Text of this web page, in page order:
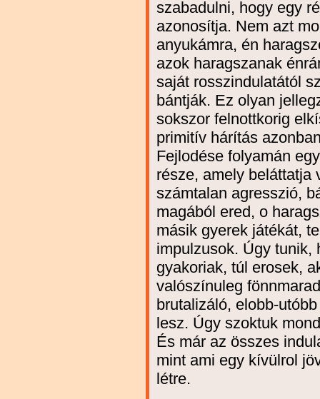
szabadulni, hogy egy
azonosítja. Nem azt
anyukámra, én
azok haragszanak
saját rosszindulatától
bántják. Ez olyan
sokszor felnottkorig
primitív hárítás
Fejlodése folyamán
része, amely beláttatja
számtalan agresszió,
magából ered, o
másik gyerek játékát,
impulzusok. Úgy tunik,
gyakoriak, túl erosek,
valószínuleg
brutalizáló, elobb-
lesz. Úgy szoktuk
És már az összes
mint ami egy kívülrol
létre.